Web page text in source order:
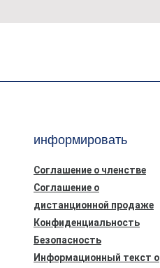
информировать
Соглашение о членстве
Соглашение о
дистанционной продаже
Конфиденциальность
Безопасность
Информационный текст о